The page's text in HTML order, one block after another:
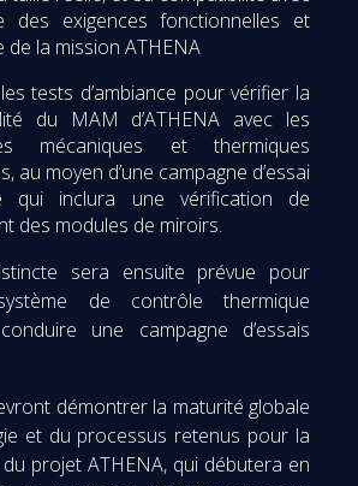
des exigences fonctionnelles et
de la mission ATHENA
tests d’ambiance pour vérifier la
du MAM d’ATHENA avec les
mécaniques et thermiques
au moyen d’une campagne d’essai
qui inclura une vérification de
des modules de miroirs.
sera ensuite prévue pour
de contrôle thermique
une campagne d’essais
démontrer la maturité globale
et du processus retenus pour la
projet ATHENA, qui débutera en